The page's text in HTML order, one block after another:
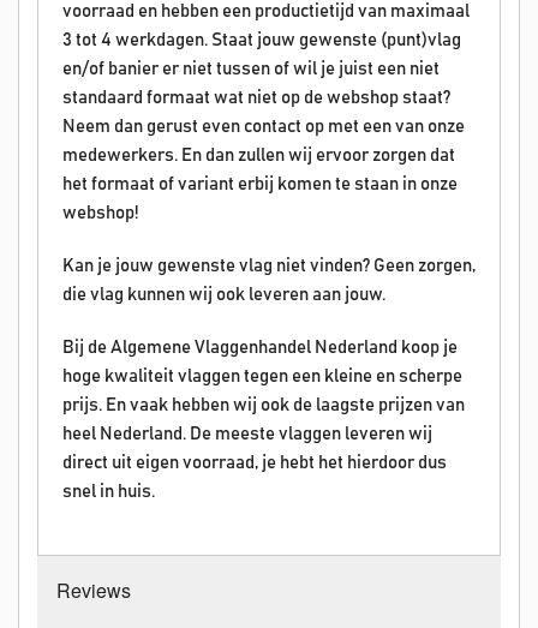
voorraad en hebben een productietijd van maximaal
3 tot 4 werkdagen. Staat jouw gewenste (punt)vlag
en/of banier er niet tussen of wil je juist een niet
standaard formaat wat niet op de webshop staat?
Neem dan gerust even contact op met een van onze
medewerkers. En dan zullen wij ervoor zorgen dat
het formaat of variant erbij komen te staan in onze
webshop!
Kan je jouw gewenste vlag niet vinden? Geen zorgen,
die vlag kunnen wij ook leveren aan jouw.
Bij de Algemene Vlaggenhandel Nederland koop je
hoge kwaliteit vlaggen tegen een kleine en scherpe
prijs. En vaak hebben wij ook de laagste prijzen van
heel Nederland. De meeste vlaggen leveren wij
direct uit eigen voorraad, je hebt het hierdoor dus
snel in huis.
Reviews